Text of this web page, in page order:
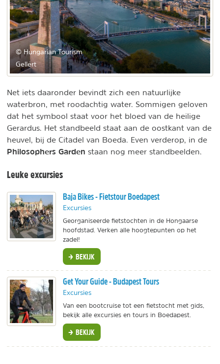
© Hungarian Tourism
Gellért
Net iets daaronder bevindt zich een natuurlijke
waterbron, met roodachtig water. Sommigen geloven
dat het symbool staat voor het bloed van de heilige
Gerardus. Het standbeeld staat aan de oostkant van de
heuvel, bij de Citadel van Boeda. Even verderop, in de
Philosophers Garden staan nog meer standbeelden.
Leuke excursies
Baja Bikes - Fietstour Boedapest
Excursies
Georganiseerde fietstochten in de Hongaarse
hoofdstad. Verken alle hoogtepunten op het
zadel!
BEKIJK
Get Your Guide - Budapest Tours
Excursies
Van een bootcruise tot een fietstocht met gids,
bekijk alle excursies en tours in Boedapest.
BEKIJK